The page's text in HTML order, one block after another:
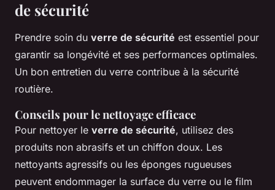
de sécurité
Prendre soin du verre de sécurité est essentiel pour
garantir sa longévité et ses performances optimales.
Un bon entretien du verre contribue à la sécurité
routière.
Conseils pour le nettoyage efficace
Pour nettoyer le verre de sécurité, utilisez des
produits non abrasifs et un chiffon doux. Les
nettoyants agressifs ou les éponges rugueuses
peuvent endommager la surface du verre ou le film